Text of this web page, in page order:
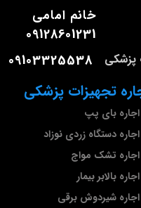
تجهیزات پزشکی
اجاره بای پپ
اجاره دستگاه زردی نوزاد
اجاره تشک مواج
اجاره بالابر بیمار
اجاره شیردوش برقی
خانم امامی
09128601231
پزشکی 09103325538